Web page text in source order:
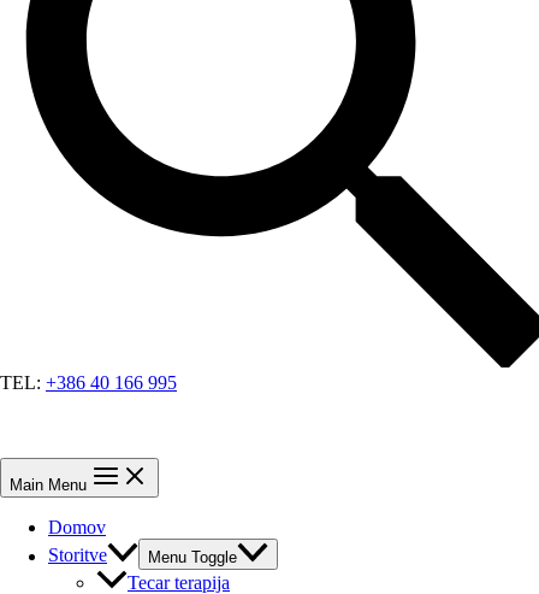
TEL: +386 40 166 995
Main Menu
Domov
Storitve
Menu Toggle
Tecar terapija